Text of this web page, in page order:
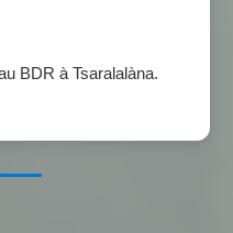
BDR à Tsaralalàna.